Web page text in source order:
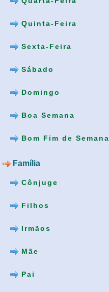
Quinta-Feira
Sexta-Feira
Sábado
Domingo
Boa Semana
Bom Fim de Semana
Família
Cônjuge
Filhos
Irmãos
Mãe
Pai